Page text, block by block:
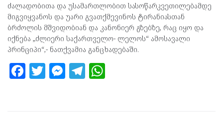
ძალადობითა და უსამართლობით სასოწარკვეთილებამდე
მიგვიყვანოს და უარი გვათქმევინოს ტირანიასთან
ბრძოლის მშვიდობიან და კანონიერ გზებზე, რაც იყო და
იქნება „ძლიერი საქართველო- ლელოს“ ამოსავალი
პრინციპი“,- ნათქვამია განცხადებაში.
F T M T